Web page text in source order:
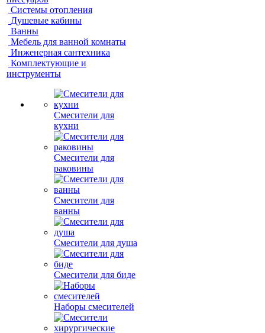
Системы отопления
Душевые кабины
Ванны
Мебель для ванной комнаты
Инженерная сантехника
Комплектующие и
инструменты
Смесители для
кухни
Смесители для
раковины
Смесители для
ванны
Смесители для душа
Смесители для биде
Наборы смесителей